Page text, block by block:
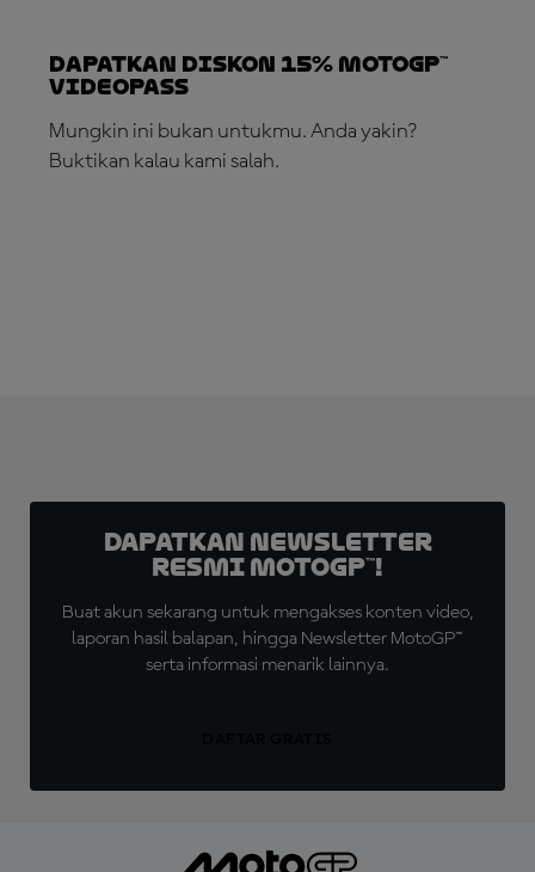
Dapatkan Diskon 15% MotoGP™
VideoPass
Mungkin ini bukan untukmu. Anda yakin?
Buktikan kalau kami salah.
Dapatkan Newsletter
Resmi MotoGP™!
Buat akun sekarang untuk mengakses konten video,
laporan hasil balapan, hingga Newsletter MotoGP™
serta informasi menarik lainnya.